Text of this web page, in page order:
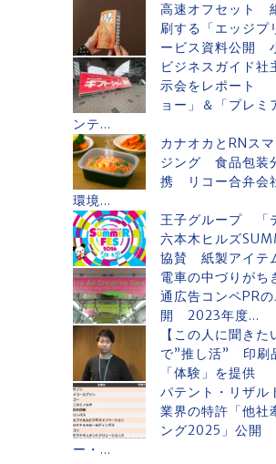
高速オフセット
刷する「エッジプ
ービス資料公開
ビジネスガイド社
示会をレポート
ョー」＆「プレミ
ンテ...
カナオカとRNス
ジング 食品包装
携 リコー合弁会
環境...
王子グループ 「
六本木ヒルズ
協賛 紙製アイテ
電車の中づりが
通広告コンペPR
開 2023年度...
【この人に聞き
で”推し活” 印刷
「体験」を提供
パテント・リザ
業界の特許「他社
ング2025」公開
ー・...